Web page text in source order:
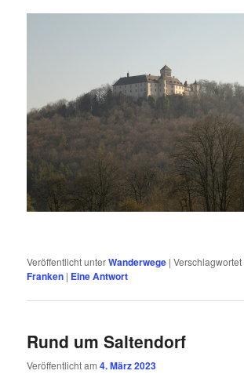
Veröffentlicht unterWanderwege |Verschlagwortet
Franken | EineAntwort
Rund um Saltendorf
Veröffentlicht am4. März 2023